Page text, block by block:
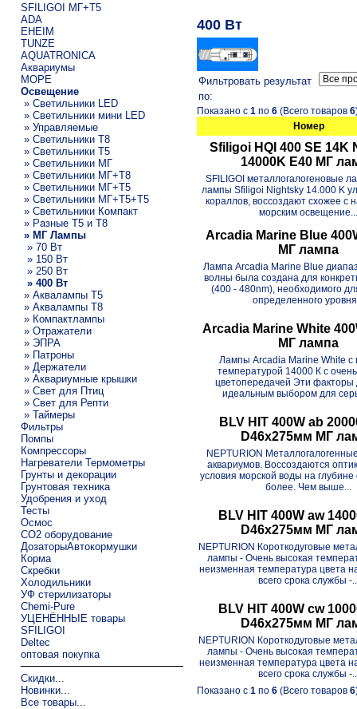
SFILIGOI МГ+Т5
ADA
EHEIM
TUNZE
AQUATRONICA
Аквариумы
МОРЕ
Освещение
» Светильники LED
» Светильники мини LED
» Управляемые
» Светильники T8
» Светильники T5
» Светильники МГ
» Светильники МГ+T8
» Светильники МГ+T5
» Светильники МГ+T5+T5
» Светильники Компакт
» Разные T5 и T8
» МГ Лампы
» 70 Вт
» 150 Вт
» 250 Вт
» 400 Вт
» Аквалампы T5
» Аквалампы T8
» Компактлампы
» Отражатели
» ЭПРА
» Патроны
» Держатели
» Аквариумные крышки
» Свет для Птиц
» Свет для Репти
» Таймеры
Фильтры
Помпы
Компрессоры
Нагреватели Термометры
Грунты и декорации
Грунтовая техника
Удобрения и уход
Тесты
Осмос
CO2 оборудование
ДозаторыАвтокормушки
Корма
Скребки
Холодильники
УФ стерилизаторы
Chemi-Pure
УЦЕНЁННЫЕ товары
SFILIGOI
Deltec
оптовая покупка
Скидки...
Новинки...
Все товары...
400 Вт
Фильтровать результат
по:
Показано с 1по 6(Всего товаров 6
Номер
Sfiligoi HQI 400 SE 14K
14000K E40 МГ
SFILIGOI металлогалогеновые
лампы Sfiligoi Nightsky 14.000 K
кораллов, воссоздают схожее с
морским
Arcadia Marine Blue
МГ лампа
Лампа Arcadia Marine Blue
волны была создана для
(400 - 480nm), необходимого
определенного
Arcadia Marine White
МГ лампа
Лампы Arcadia Marine White с
температурой 14000 К с
цветопередачей Эти факторы
идеальным выбором для
BLV HIT 400W ab
D46x275мм МГ
NEPTURION
аквариумов. Воссоздаются
условия морской воды на глубине
более. Чем выше...
BLV HIT 400W aw
D46x275мм МГ
NEPTURION Короткодуговые
лампы - Очень высокая
неизменная температура цвета
всего срока службы -
BLV HIT 400W cw
D46x275мм МГ
NEPTURION Короткодуговые
лампы - Очень высокая
неизменная температура цвета
всего срока службы -
Показано с 1по 6(Всего товаров 6